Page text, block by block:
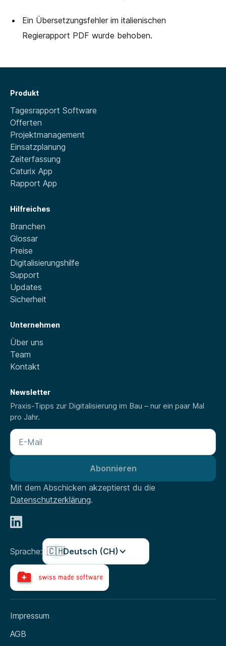
Ein Übersetzungsfehler im italienischen
Regierapport PDF wurde behoben.
Produkt
Tagesrapport Software
Offerten
Projektmanagement
Einsatzplanung
Zeiterfassung
Caturix App
Rapport App
Hilfreiches
Branchen
Glossar
Preise
Digitalisierungshilfe
Support
Updates
Sicherheit
Unternehmen
Über uns
Team
Kontakt
Newsletter
Praxis-Tipps zur Digitalisierung im Bau – nur ein paar Mal
pro Jahr.
Mit dem Abschicken akzeptierst du die
Datenschutzerklärung.
Sprache: 🇨🇭Deutsch (CH)
Impressum
AGB